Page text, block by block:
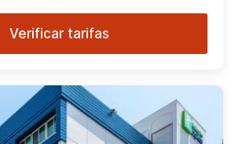
Verificar tarifas